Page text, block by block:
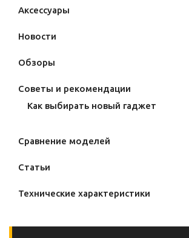
Аксессуары
Новости
Обзоры
Советы и рекомендации
Как выбирать новый гаджет
Сравнение моделей
Статьи
Технические характеристики